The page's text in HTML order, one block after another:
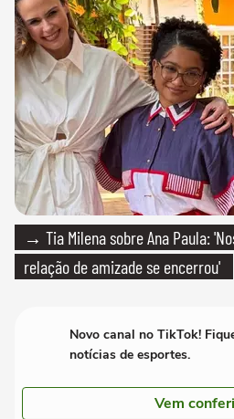
→ Tia Milena sobre Ana Paula:
relação de amizade se encerrou'
Novo canal no TikTok!
notícias de esportes.
Vem